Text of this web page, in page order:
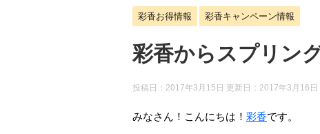
彩香お得情報 彩香キャンペーン情報
彩香からスプリン
投稿日：2017年3月15日 更新日： 2017年3月16日
みなさん！こんにちは！ 彩香です。